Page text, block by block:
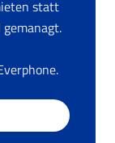
statt